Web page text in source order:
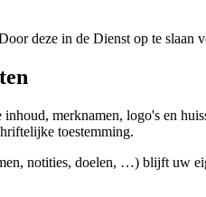
deze in de Dienst op te slaan
inhoud, merknamen, logo's en
toestemming.
notities, doelen, …) blijft uw